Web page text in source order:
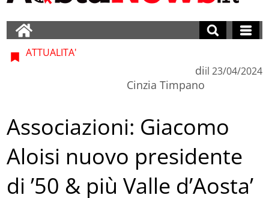
ATTUALITA'
di
Cinzia Timpano
il 23/04/2024
Associazioni: Giacomo
Aloisi nuovo presidente
di ’50 & più Valle d’Aosta’